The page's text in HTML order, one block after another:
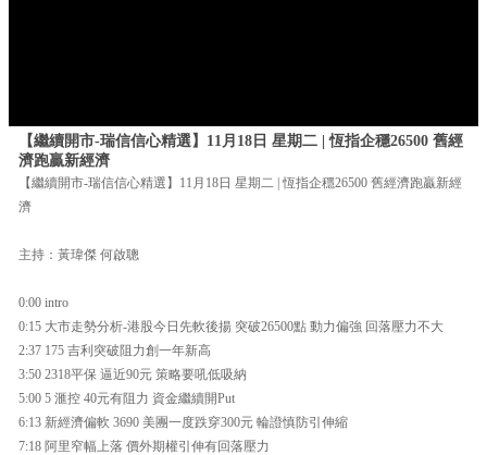
【繼續開市-瑞信信心精選】11月18日 星期二 | 恆指企穩26500 舊經
濟跑贏新經濟
【繼續開市-瑞信信心精選】11月18日 星期二 | 恆指企穩26500 舊經濟跑贏新經
濟
主持：黃瑋傑 何啟聰
0:00 intro
0:15 大市走勢分析-港股今日先軟後揚 突破26500點 動力偏強 回落壓力不大
2:37 175 吉利突破阻力創一年新高
3:50 2318平保 逼近90元 策略要吼低吸納
5:00 5 滙控 40元有阻力 資金繼續開Put
6:13 新經濟偏軟 3690 美團一度跌穿300元 輪證慎防引伸縮
7:18 阿里窄幅上落 價外期權引伸有回落壓力